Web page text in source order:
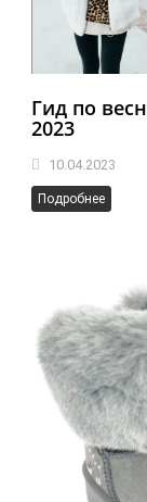
Гид по
2023
10.04.2023
Подробнее